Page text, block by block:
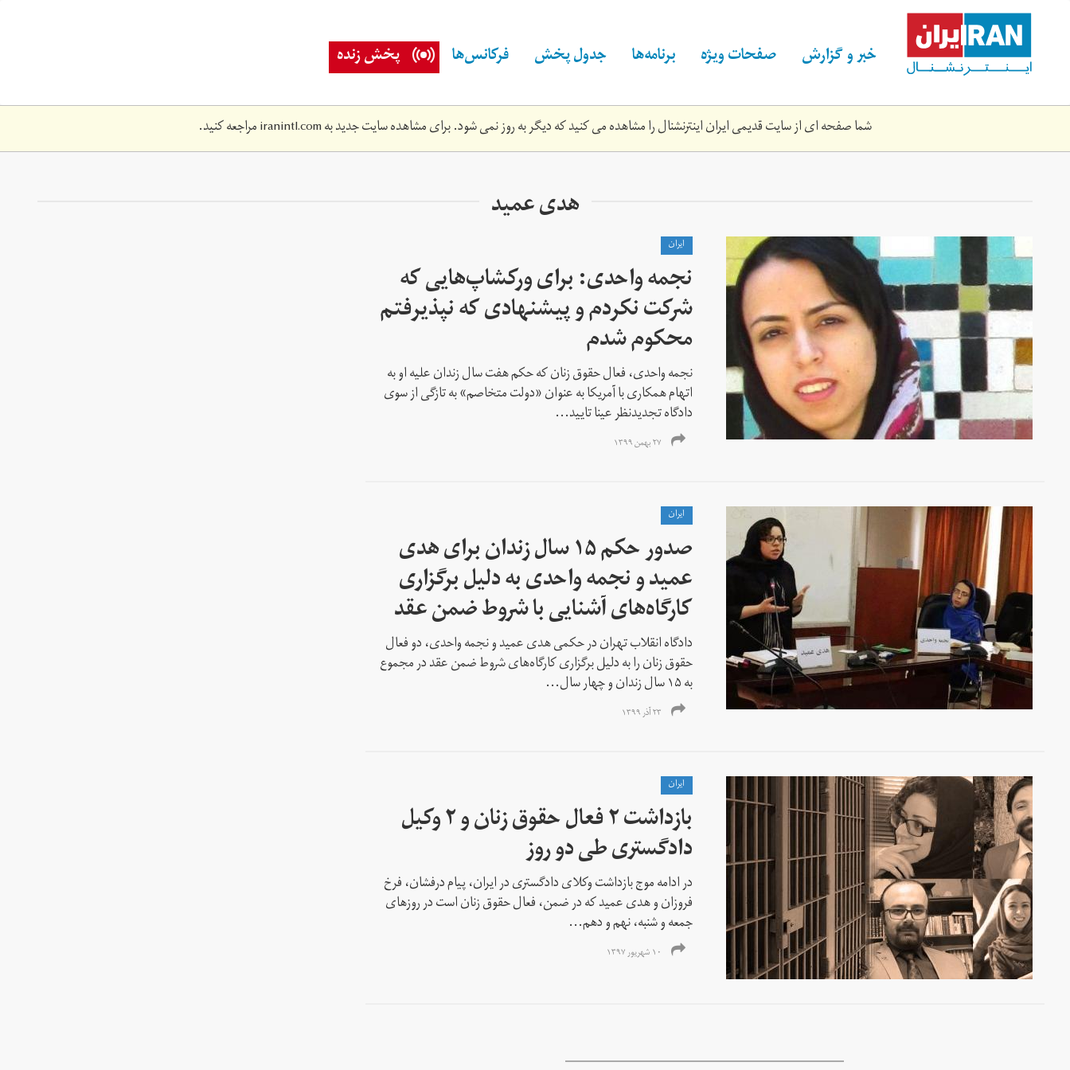
content خبر و گزارش صفحات ویژه برنامه‌ها جدول پخش فرکانس‌ها پخش زنده
شما صفحه ای از سایت قدیمی ایران اینترنشنال را مشاهده می کنید که دیگر به روز نمی شود. برای مشاهده سایت جدید بهiranintl.comمراجعه کنید.
هدی عمید
ايران
نجمه واحدی: برای ورکشاپ‌هایی که
شرکت نکردم و پیشنهادی که نپذیرفتم
محکوم شدم
نجمه واحدی، فعال حقوق زنان که حکم هفت سال زندان علیه او به
اتهام همکاری با آمریکا به عنوان «دولت متخاصم» به تازگی از سوی
دادگاه تجدیدنظر عینا تایید...
۲۷ بهمن ۱۳۹۹
ايران
صدور حکم ۱۵ سال زندان برای هدی
عمید و نجمه واحدی به دلیل برگزاری
کارگاه‌های آشنایی با شروط ضمن عقد
دادگاه انقلاب تهران در حکمی هدی عمید و نجمه واحدی، دو فعال
حقوق زنان را به دلیل برگزاری کارگاه‌های شروط ضمن عقد در مجموع
به ۱۵ سال زندان و چهار سال...
۲۳ آذر ۱۳۹۹
ايران
بازداشت ۲ فعال حقوق زنان و ۲ وکیل
دادگستری طی دو روز
در ادامه موج بازداشت وکلای دادگستری در ایران، پیام درفشان، فرخ
فروزان و هدی عمید که در ضمن، فعال حقوق زنان است در روزهای
جمعه و شنبه، نهم و دهم...
۱۰ شهریور ۱۳۹۷